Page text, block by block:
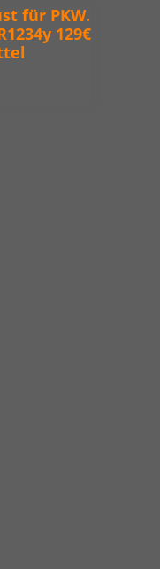
für PKW.
129€